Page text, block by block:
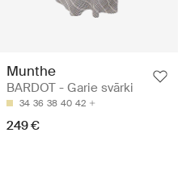
Munthe
BARDOT - Garie svārki
34 36 38 40 42
249 €